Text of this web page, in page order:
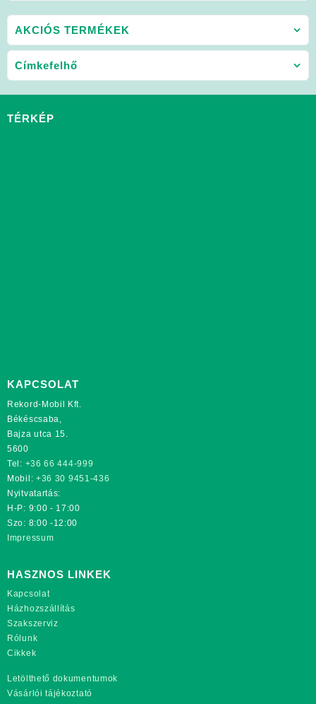
AKCIÓS TERMÉKEK
Címkefelhő
TÉRKÉP
KAPCSOLAT
Rekord-Mobil Kft.
Békéscsaba,
Bajza utca 15.
5600
Tel: +36 66 444-999
Mobil: +36 30 9451-436
Nyitvatartás:
H-P: 9:00 - 17:00
Szo: 8:00 -12:00
Impressum
HASZNOS LINKEK
Kapcsolat
Házhozszállítás
Szakszerviz
Rólunk
Cikkek
Letölthető dokumentumok
Vásárlói tájékoztató